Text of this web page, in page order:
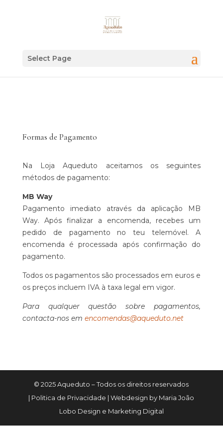
Select Page
Formas de Pagamento
Na Loja Aqueduto aceitamos os seguintes
métodos de pagamento:
MB Way
Pagamento imediato através da aplicação MB
Way. Após finalizar a encomenda, recebes um
pedido de pagamento no teu telemóvel. A
encomenda é processada após confirmação do
pagamento.
Todos os pagamentos são processados em euros e
os preços incluem IVA à taxa legal em vigor.
Para qualquer questão sobre pagamentos,
contacta-nos em encomendas@aqueduto.net
© 2025 Aqueduto – Todos os direitos reservados
| Politica de Privacidade | Webdesign by Maria João
Lobo Design e Marketing Digital